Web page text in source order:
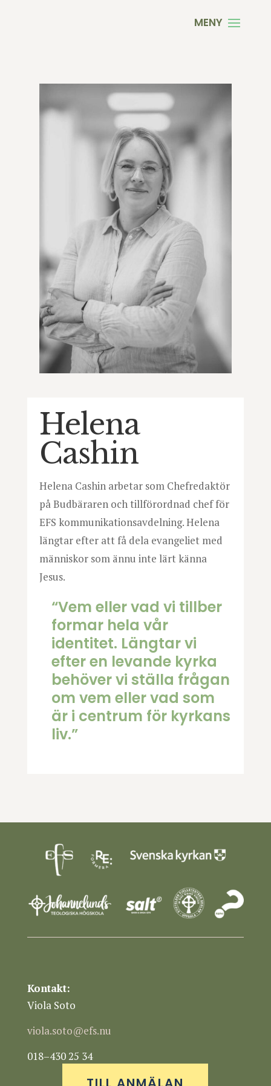
Helena
Cashin
Helena Cashin arbetar som Chefredaktör
på Budbäraren och tillförordnad chef för
EFS kommunikationsavdelning. Helena
längtar efter att få dela evangeliet med
människor som ännu inte lärt känna
Jesus.
“Vem eller vad vi tillber
formar hela vår
identitet. Längtar vi
efter en levande kyrka
behöver vi ställa frågan
om vem eller vad som
är i centrum för kyrkans
liv.”
Kontakt:
Viola Soto
viola.soto@efs.nu
018–430 25 34